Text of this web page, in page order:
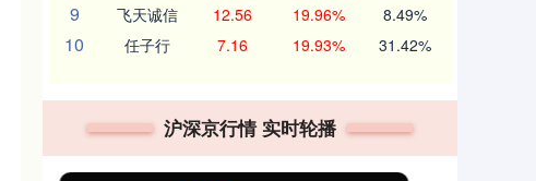
9 飞天诚信 12.56 19.96% 8.49%
10 任子行 7.16 19.93% 31.42%
沪深京行情 实时轮播